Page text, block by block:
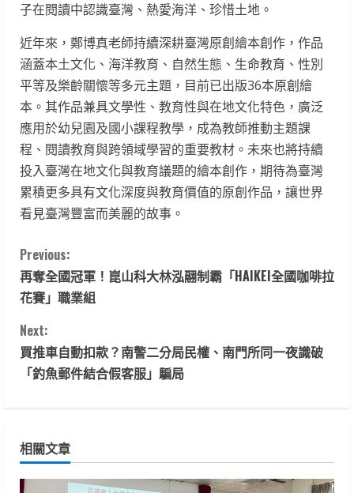
子在閱讀中認識臺灣、熱愛海洋、珍惜土地。
近年來，鄭博真老師持續深耕臺灣原創繪本創作，作品
涵蓋本土文化、海洋教育、自然生態、生命教育、性別
平等及樂齡關懷等多元主題，目前已出版36本原創繪
本。其作品兼具文學性、教育性與在地文化特色，廣泛
應用於幼兒園及國小課程教學，成為教師推動主題課
程、閱讀教育與跨領域學習的重要教材。未來也將持續
投入臺灣在地文化與教育議題的繪本創作，期待為臺灣
累積更多具有文化深度與教育價值的原創作品，讓世界
看見臺灣豐富而美麗的故事。
C
o
n
t
u
Previous:
再奪全國冠軍！崑山科大林泓翮制霸「HAIKEI全國咖啡拉
花賽」職業組
Next:
買推車自動扣款？南警二分局民權、南門所同一夜識破
「釣魚郵件結合假客服」騙局
相關文章